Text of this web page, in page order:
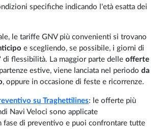
specifiche indicando l'età esatta dei
le tariffe GNV più convenienti si trovano
e scegliendo, se possibile, i giorni di
di flessibilità. La maggior parte delle offerte
estive, viene lanciata nel periododa
, oppure in occasione di feste e ricorrenze.
su Traghettilines: le offerte più
Navi Veloci sono applicate
fase di preventivo e puoi confrontare tutte